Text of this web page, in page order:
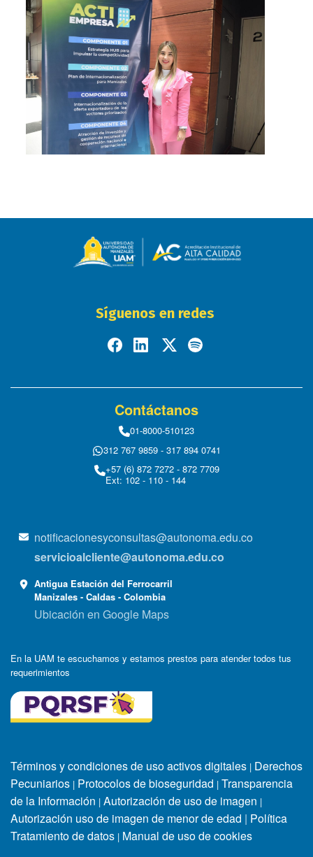
Síguenos en redes
Contáctanos
01-8000-510123
312 767 9859 - 317 894 0741
+57 (6) 872 7272 - 872 7709
Ext: 102 - 110 - 144
notificacionesyconsultas@autonoma.edu.co
servicioalcliente@autonoma.edu.co
Antigua Estación del Ferrocarril
Manizales - Caldas - Colombia
Ubicación en Google Maps
En la UAM te escuchamos y estamos prestos para atender todos tus
requerimientos
Términos y condiciones de uso activos digitales | Derechos
Pecuniarios | Protocolos de bioseguridad | Transparencia
de la Información | Autorización de uso de imagen |
Autorización uso de imagen de menor de edad | Política
Tratamiento de datos | Manual de uso de cookies